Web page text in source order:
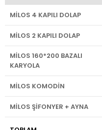
MİLOS 4 KAPILI DOLAP
MİLOS 2 KAPILI DOLAP
MİLOS 160*200 BAZALI
KARYOLA
MİLOS KOMODİN
MİLOS ŞİFONYER + AYNA